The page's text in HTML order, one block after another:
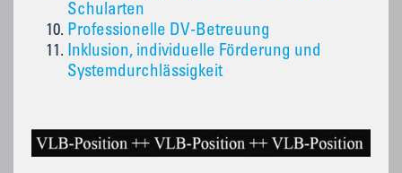
Schularten
Professionelle DV-Betreuung
Inklusion, individuelle Förderung und
Systemdurchlässigkeit